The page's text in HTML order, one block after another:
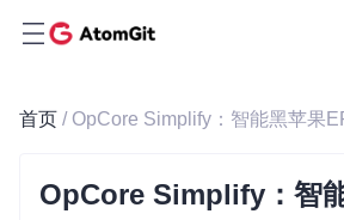
首页
OpCore Simplify：智